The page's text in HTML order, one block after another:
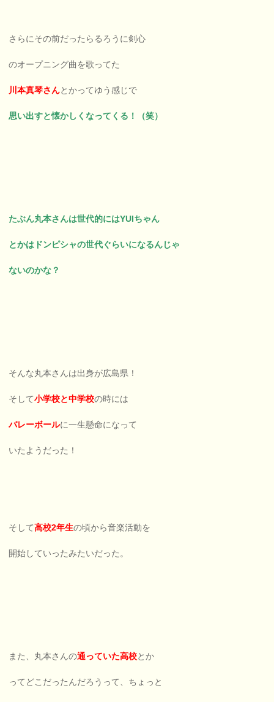
さらにその前だったらるろうに剣心
のオープニング曲を歌ってた
川本真琴さんとかってゆう感じで
思い出すと懐かしくなってくる！（笑）
たぶん丸本さんは世代的にはYUIちゃん
とかはドンピシャの世代ぐらいになるんじゃ
ないのかな？
そんな丸本さんは出身が広島県！
そして小学校と中学校の時には
バレーボールに一生懸命になって
いたようだった！
そして高校2年生の頃から音楽活動を
開始していったみたいだった。
また、丸本さんの通っていた高校とか
ってどこだったんだろうって、ちょっと